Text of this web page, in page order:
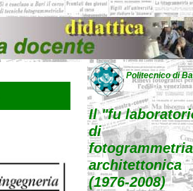
Politecnico di
Il "fu
di
fotogrammetria
architettonica
(1976-2008)